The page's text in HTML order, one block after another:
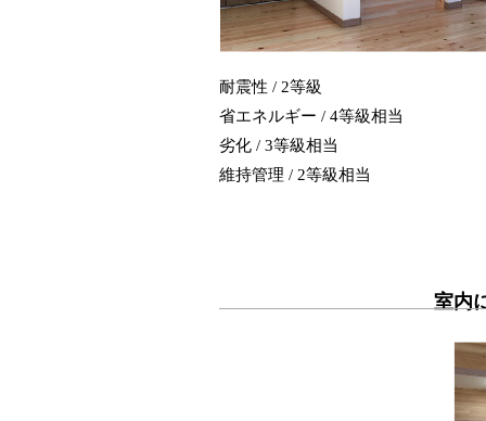
耐震性 / 2等級
省エネルギー / 4等級相当
劣化 / 3等級相当
維持管理 / 2等級相当
室内